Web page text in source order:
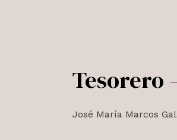
Tesorero
José María Marcos